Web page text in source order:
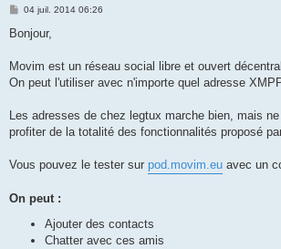
M
s
g
04 juil. 2014 06:26
Bonjour,
Movim est un réseau social libre et ouvert
On peut l'utiliser avec n'importe quel adresse
Les adresses de chez legtux marche bien, mais
profiter de la totalité des fonctionnalités proposé
Vous pouvez le tester sur pod.movim.eu avec un
On peut :
Ajouter des contacts
Chatter avec ces amis